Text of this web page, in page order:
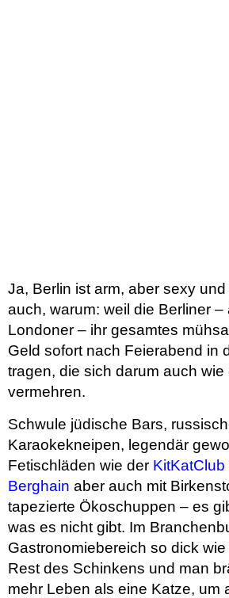
Ja, Berlin ist arm, aber sexy
auch, warum: weil die Berliner –
Londoner – ihr gesamtes
Geld sofort nach Feierabend in
tragen, die sich darum auch wie
vermehren.
Schwule jüdische Bars,
Karaokekneipen, legendär
Fetischläden wie der KitKatClub
Berghain aber auch mit
tapezierte Ökoschuppen – es
was es nicht gibt. Im
Gastronomiebereich so dick
Rest des Schinkens und man
mehr Leben als eine Katze, um